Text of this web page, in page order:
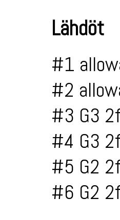
Lähdöt
#1
#2
#3 G3
#4 G3
#5 G2
#6 G2